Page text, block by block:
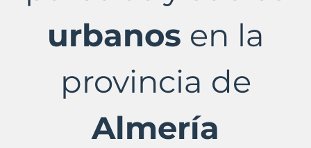
urbanos en la
provincia de
Almería